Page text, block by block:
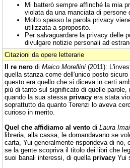
Mi batterò sempre affinché la mia
violata da una manciata di persone
Molto spesso la parola privacy
utilizzata a sproposito.
Per salvaguardare la privacy delle
divulgare notizie personali ad
Citazioni da opere letterarie
Il re nero di Maico Morellini (2011):
quella stanza come dell'unico posto
questo era quello che si diceva in certi
più di tanto sul significato di quelle parole,
quando la sua stessa privacy era stata
soprattutto da quanto Terenzi lo aveva
curioso in merito.
Quel che affidiamo al vento di Laura
libreria, alla cassa, le domandavano se
carta, Yui generalmente rispondeva di no,
se la gente scopriva il titolo dei libri che
suoi banali interessi, di quella privacy Yui